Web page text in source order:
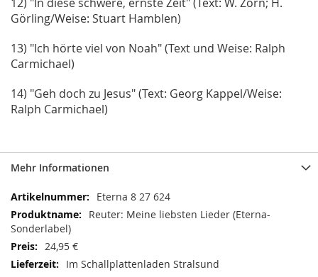
Görling/Weise: Stuart Hamblen)
13) "Ich hörte viel von Noah" (Text und Weise: Ralph
Carmichael)
14) "Geh doch zu Jesus" (Text: Georg Kappel/Weise:
Ralph Carmichael)
Mehr Informationen
Mehr
Informationen
Eterna 8 27 624
Reuter: Meine liebsten Lieder (Eterna-
Sonderlabel)
24,95 €
Im Schallplattenladen Stralsund